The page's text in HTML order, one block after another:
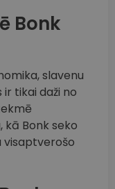
Bonk
slavenu
tikai daži no
kā Bonk seko
visaptverošo